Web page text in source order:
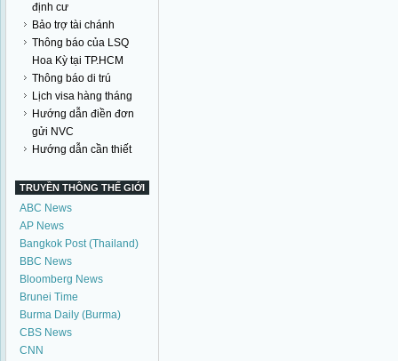
định cư
Bảo trợ tài chánh
Thông báo của LSQ
Hoa Kỳ tại TP.HCM
Thông báo di trú
Lịch visa hàng tháng
Hướng dẫn điền đơn
gửi NVC
Hướng dẫn cần thiết
TRUYỀN THÔNG THẾ GIỚI
ABC News
AP News
Bangkok Post (Thailand)
BBC News
Bloomberg News
Brunei Time
Burma Daily (Burma)
CBS News
CNN